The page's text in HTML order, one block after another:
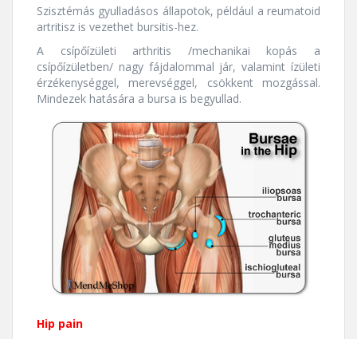
Szisztémás gyulladásos állapotok, például a reumatoid
artritisz is vezethet bursitis-hez.
A csípőízületi arthritis /mechanikai kopás a
csípőízületben/ nagy fájdalommal jár, valamint ízületi
érzékenységgel, merevséggel, csökkent mozgással.
Mindezek hatására a bursa is begyullad.
Hip pain